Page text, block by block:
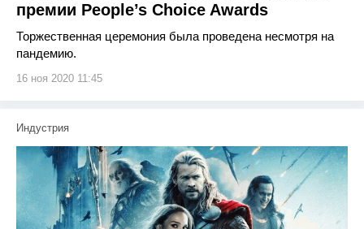
премии People’s Choice Awards
Торжественная церемония была проведена несмотря на
пандемию.
16 ноя 2020 11:45
Индустрия